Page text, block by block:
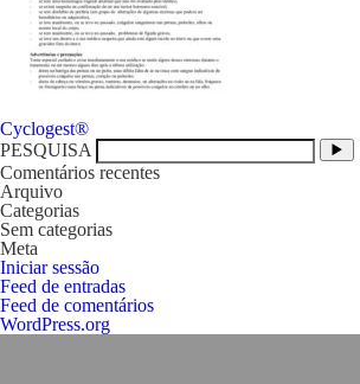
Navegação
de
artigos
Cyclogest®
PESQUISA
Comentários recentes
Arquivo
Categorias
Sem categorias
Meta
Iniciar sessão
Feed de entradas
Feed de comentários
WordPress.org